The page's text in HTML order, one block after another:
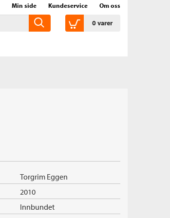
Min side Kundeservice Om oss
0varer
Torgrim Eggen
Innbundet
2010